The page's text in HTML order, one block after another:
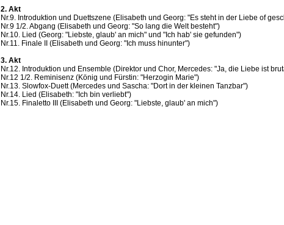
2. Akt
Nr.9. Introduktion und Duettszene (Elisabeth und Georg: "Es steht in der Liebe of
Nr.9 1/2. Abgang (Elisabeth und Georg: "So lang die Welt besteht")
Nr.10. Lied (Georg: "Liebste, glaub' an mich" und "Ich hab' sie gefunden")
Nr.11. Finale II (Elisabeth und Georg: "Ich muss hinunter")
3. Akt
Nr.12. Introduktion und Ensemble (Direktor und Chor, Mercedes: "Ja, die Liebe ist
Nr.12 1/2. Reminisenz (König und Fürstin: "Herzogin Marie")
Nr.13. Slowfox-Duett (Mercedes und Sascha: "Dort in der kleinen Tanzbar")
Nr.14. Lied (Elisabeth: "Ich bin verliebt")
Nr.15. Finaletto III (Elisabeth und Georg: "Liebste, glaub' an mich")